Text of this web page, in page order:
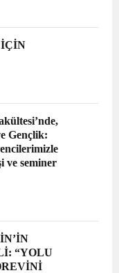
İÇİN
Gençlik:
ve seminer
“YOLU